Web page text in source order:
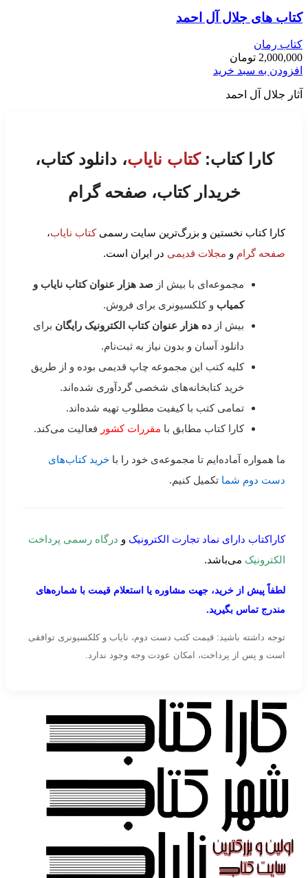
کتاب های جلال آل احمد
کتاب رمان
2,000,000 تومان
افزودن به سبد خرید
آثار جلال آل احمد
کارا کتاب:کتاب نایاب، دانلود کتاب،
خریدار کتاب، صفحه گرام
کارا کتاب نخستین و بزرگ‌ترین سایت رسمیکتاب نایاب،
صفحه گرام و مجلات قدیمی در ایران است.
مجموعه‌ای با بیش از صد هزار عنوان کتاب نایاب و
کمیاب و کلکسیونری برای فروش.
بیش از ده هزار عنوان کتاب الکترونیک رایگان برای
دانلود آسان و بدون نیاز به ثبت‌نام.
کلیه کتب این مجموعه چاپ قدیمی بوده و از طریق
خرید کتابخانه‌های شخصی گردآوری شده‌اند.
تمامی کتب با کیفیت مطلوب تهیه شده‌اند.
کارا کتاب مطابق با مقررات کشور فعالیت می‌کند.
ما همواره آماده‌ایم تا مجموعه‌ی خود را با خرید کتاب‌های
دست دوم شما تکمیل کنیم.
کاراکتاب دارای نماد تجارت الکترونیک و درگاه رسمی پرداخت
الکترونیک می‌باشد.
لطفاً پیش از خرید، جهت مشاوره یا استعلام قیمت با شماره‌های
مندرج تماس بگیرید.
توجه داشته باشید: قیمت کتب دست دوم، نایاب و کلکسیونری توافقی
است و پس از پرداخت، امکان عودت وجه وجود ندارد.